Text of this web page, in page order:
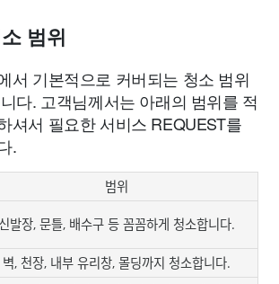
범위
서 기본적으로 커버되는 청소 범위
다. 고객님께서는 아래의 범위를 적
셔서 필요한 서비스 REQUEST를
.
범위
신발장, 문틀, 배수구 등 꼼꼼하게 청소합니다.
벽, 천장, 내부 유리창, 몰딩까지 청소합니다.